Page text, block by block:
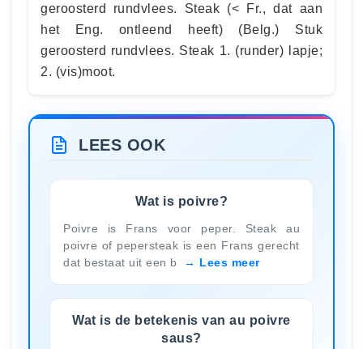
geroosterd rundvlees. Steak (< Fr., dat aan
het Eng. ontleend heeft) (Belg.) Stuk
geroosterd rundvlees. Steak 1. (runder) lapje;
2. (vis)moot.
LEES OOK
Wat is poivre?
Poivre is Frans voor peper. Steak au
poivre of pepersteak is een Frans gerecht
dat bestaat uit een b
Lees meer
Wat is de betekenis van au poivre
saus?